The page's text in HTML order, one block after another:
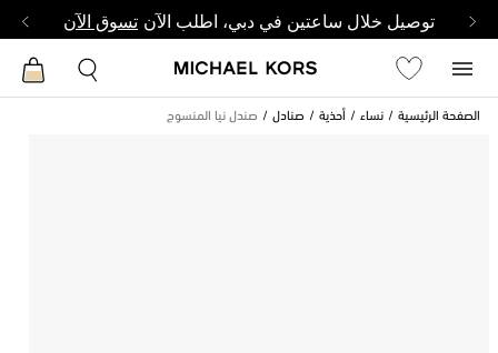
توصيل خلال ساعتين في دبي، اطلب الآن تسوق الآن
الصفحة الرئيسية نساء أحذية صنادل صندل نيا المنسوج